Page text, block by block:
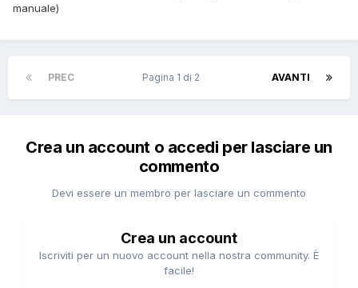
manuale)
PREC AVANTI
Pagina 1 di 2
Crea un account o accedi per lasciare un
commento
Devi essere un membro per lasciare un commento
Crea un account
Iscriviti per un nuovo account nella nostra community. È
facile!